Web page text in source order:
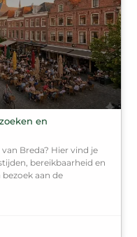
en
Breda? Hier vind je
bereikbaarheid en
aan de